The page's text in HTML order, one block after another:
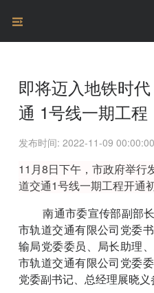
即将迈入地铁时
通 1号线一期工程
发布时间: 2022-11-09 00:00:00
11月8日下午，市政府举行
道交通1号线一期工程开通
南通市委宣传部副部
市轨道交通有限公司党委
输局党委委员、局长助理
市轨道交通有限公司党委
党委副书记、总经理展晓义